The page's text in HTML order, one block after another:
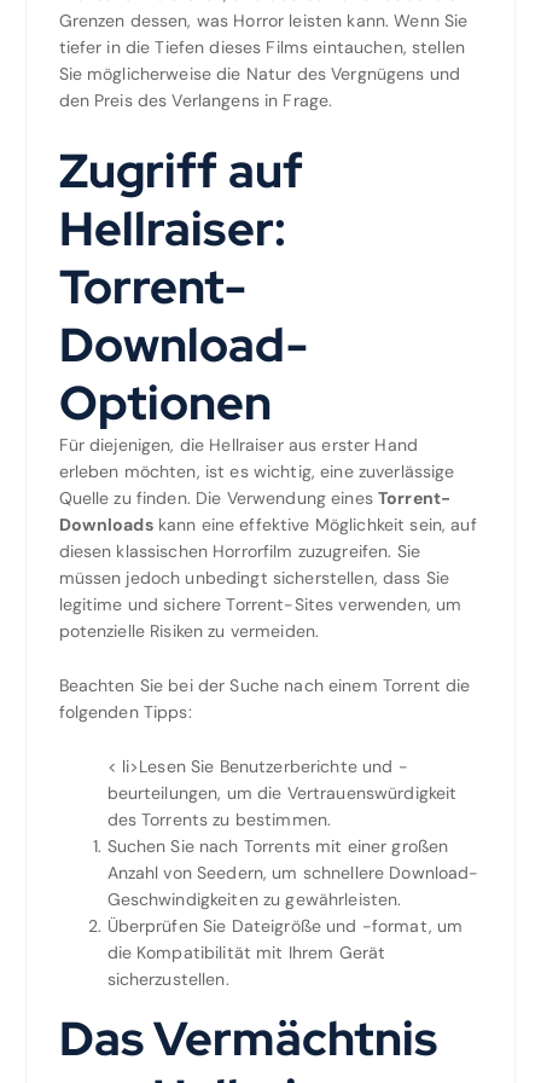
Grenzen dessen, was Horror leisten kann. Wenn Sie
tiefer in die Tiefen dieses Films eintauchen, stellen
Sie möglicherweise die Natur des Vergnügens und
den Preis des Verlangens in Frage.
Zugriff auf
Hellraiser:
Torrent-
Download-
Optionen
Für diejenigen, die Hellraiser aus erster Hand
erleben möchten, ist es wichtig, eine zuverlässige
Quelle zu finden. Die Verwendung eines Torrent-
Downloadskann eine effektive Möglichkeit sein, auf
diesen klassischen Horrorfilm zuzugreifen. Sie
müssen jedoch unbedingt sicherstellen, dass Sie
legitime und sichere Torrent-Sites verwenden, um
potenzielle Risiken zu vermeiden.
Beachten Sie bei der Suche nach einem Torrent die
folgenden Tipps:
< li>Lesen Sie Benutzerberichte und -
beurteilungen, um die Vertrauenswürdigkeit
des Torrents zu bestimmen.
Suchen Sie nach Torrents mit einer großen
Anzahl von Seedern, um schnellere Download-
Geschwindigkeiten zu gewährleisten.
Überprüfen Sie Dateigröße und -format, um
die Kompatibilität mit Ihrem Gerät
sicherzustellen.
Das Vermächtnis